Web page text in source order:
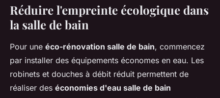
Réduire l'empreinte écologique dans
la salle de bain
Pour une éco-rénovation salle de bain, commencez
par installer des équipements économes en eau. Les
robinets et douches à débit réduit permettent de
réaliser des économies d'eau salle de bain